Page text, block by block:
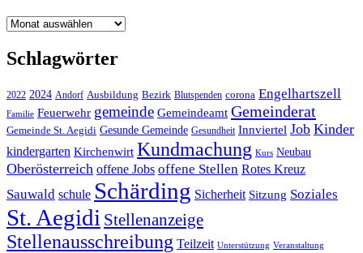
Archiv
Schlagwörter
2022 2024 Andorf Ausbildung Bezirk Blutspenden corona Engelhartszell
Familie Feuerwehr gemeinde Gemeindeamt Gemeinderat
Gemeinde St. Aegidi Gesunde Gemeinde Gesundheit Innviertel Job Kinder
kindergarten Kirchenwirt Kundmachung Kurs Neubau
Oberösterreich offene Jobs offene Stellen Rotes Kreuz
Sauwald schule Schärding Sicherheit Sitzung Soziales
St. Aegidi Stellenanzeige
Stellenausschreibung Teilzeit Unterstützung Veranstaltung